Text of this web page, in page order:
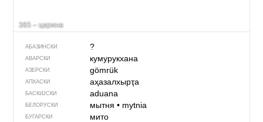
365 – царина
АБАЗИНСКИ ?
АВАРСКИ кумурукхана
АЗЕРСКИ gömrük
АПХАСКИ аҳазалхырҭа
БАСКИЈСКИ aduana
БЕЛОРУСКИ мытня• mytnia
БУГАРСКИ мито